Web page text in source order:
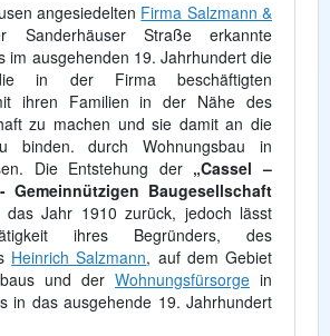
angesiedelten Firma Salzmann &
Straße erkannte
im ausgehenden 19. Jahrhundert die
in der Firma beschäftigten
ihren Familien in der Nähe des
zu machen und sie damit an die
binden. durch Wohnungsbau in
Die Entstehung der „Cassel –
Gemeinnützigen Baugesellschaft
das Jahr 1910 zurück, jedoch lässt
ihres Begründers, des
Heinrich Salzmann, auf dem Gebiet
und der Wohnungsfürsorge in
in das ausgehende 19. Jahrhundert